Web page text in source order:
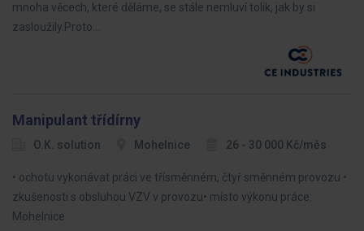
mnoha věcech, které děláme, se stále nemluví tolik, jak by si
zasloužily.Proto…
Manipulant třídírny
O.K. solution Mohelnice 26 - 30 000 Kč/měs
• ochotu vykonávat práci ve třísměnném, čtyř směnném provozu •
zkušenosti s obsluhou VZV v provozu• místo výkonu práce:
Mohelnice